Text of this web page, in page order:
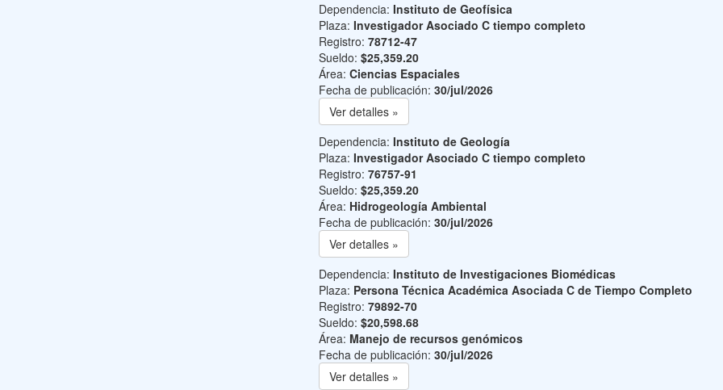
Dependencia: Instituto de Geofísica
Plaza: Investigador Asociado C tiempo completo
Registro: 78712-47
Sueldo: $25,359.20
Área: Ciencias Espaciales
Fecha de publicación: 30/jul/2026
Ver detalles »
Dependencia: Instituto de Geología
Plaza: Investigador Asociado C tiempo completo
Registro: 76757-91
Sueldo: $25,359.20
Área: Hidrogeología Ambiental
Fecha de publicación: 30/jul/2026
Ver detalles »
Dependencia: Instituto de Investigaciones Biomédicas
Plaza: Persona Técnica Académica Asociada C de Tiempo Completo
Registro: 79892-70
Sueldo: $20,598.68
Área: Manejo de recursos genómicos
Fecha de publicación: 30/jul/2026
Ver detalles »